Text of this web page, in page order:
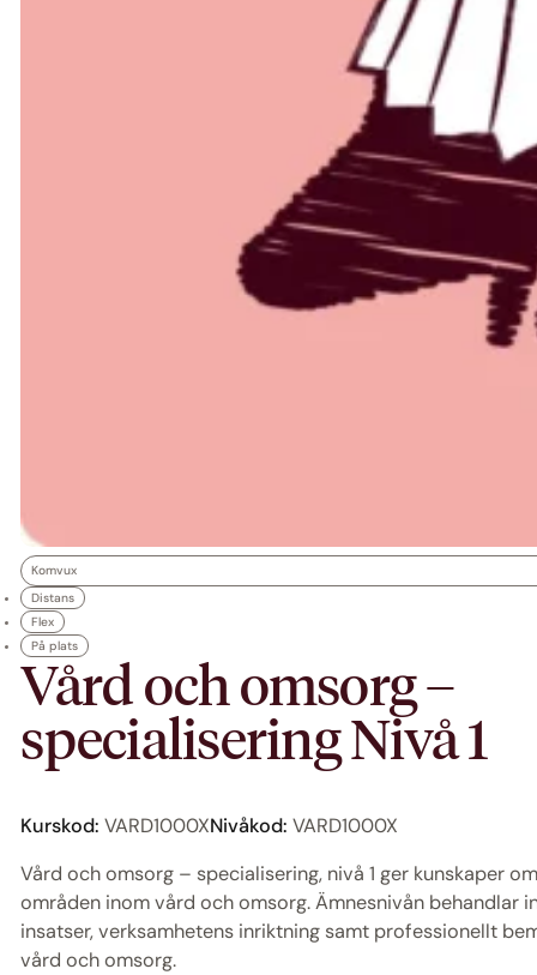
Komvux
Distans
Flex
På plats
Vård och omsorg –
specialisering Nivå 1
Kurskod: VARD1000XNivåkod: VARD1000X
Vård och omsorg – specialisering, nivå 1 ger kunskaper
områden inom vård och omsorg. Ämnesnivån behandlar
insatser, verksamhetens inriktning samt professionellt
vård och omsorg.